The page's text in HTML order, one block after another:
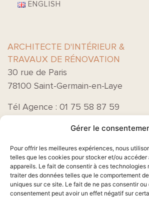
Gérer le
Pour offrir les meilleures expériences, nous
telles que les cookies pour stocker et/ou accéder
appareils. Le fait de consentir à ces technologies
traiter des données telles que le comportement
uniques sur ce site. Le fait de ne pas consentir ou
consentement peut avoir un effet négatif sur
ENGLISH
ARCHITECTE D'INTÉRIEUR &
TRAVAUX DE RÉNOVATION
30 rue de Paris
78100 Saint-Germain-en-Laye
Tél Agence : 01 75 58 87 59
Acceptez-vous que nous traitions